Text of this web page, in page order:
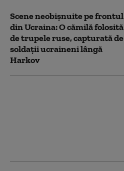
Scene neobișnuite pe frontul
din Ucraina: O cămilă folosită
de trupele ruse, capturată de
soldaţii ucraineni lângă
Harkov